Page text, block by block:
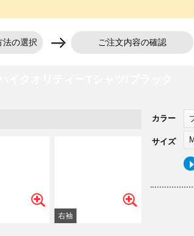
法の選択 ご注文内容の確認
カラー
M
サイズ